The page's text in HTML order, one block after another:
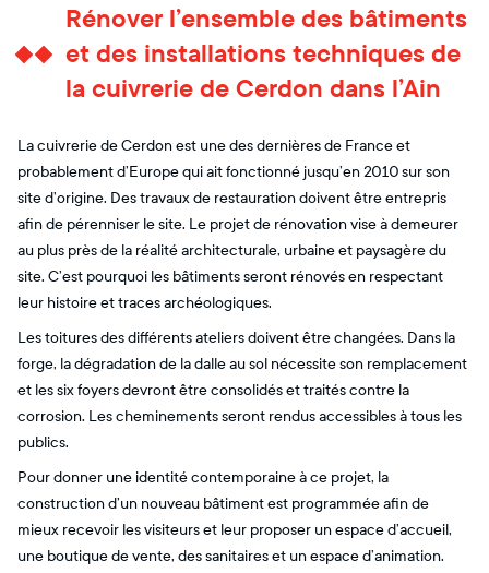
Rénover l’ensemble des bâtiments
et des installations techniques de
la cuivrerie de Cerdon dans l’Ain
La cuivrerie de Cerdon est une des dernières de France et
probablement d’Europe qui ait fonctionné jusqu’en 2010 sur son
site d’origine. Des travaux de restauration doivent être entrepris
afin de pérenniser le site. Le projet de rénovation vise à demeurer
au plus près de la réalité architecturale, urbaine et paysagère du
site. C’est pourquoi les bâtiments seront rénovés en respectant
leur histoire et traces archéologiques.
Les toitures des différents ateliers doivent être changées. Dans la
forge, la dégradation de la dalle au sol nécessite son remplacement
et les six foyers devront être consolidés et traités contre la
corrosion. Les cheminements seront rendus accessibles à tous les
publics.
Pour donner une identité contemporaine à ce projet, la
construction d’un nouveau bâtiment est programmée afin de
mieux recevoir les visiteurs et leur proposer un espace d’accueil,
une boutique de vente, des sanitaires et un espace d’animation.